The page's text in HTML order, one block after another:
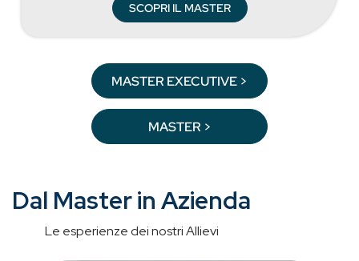
SCOPRI IL MASTER
MASTER EXECUTIVE >
MASTER >
Dal Master in Azienda
Le esperienze dei nostri Allievi